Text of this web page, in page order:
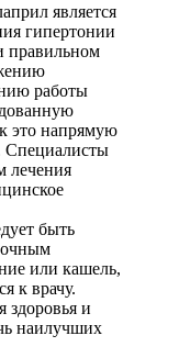
является
гипертонии
правильном
работы
это напрямую
Специалисты
лечения
быть
или кашель,
к врачу.
здоровья и
наилучших